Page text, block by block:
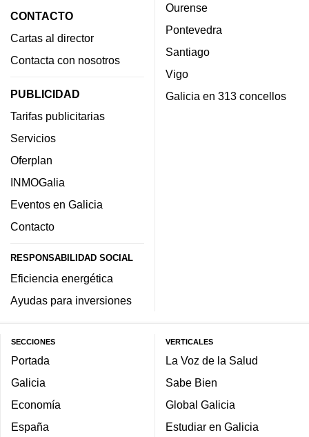
CONTACTO
Cartas al director
Contacta con nosotros
PUBLICIDAD
Tarifas publicitarias
Servicios
Oferplan
INMOGalia
Eventos en Galicia
Contacto
RESPONSABILIDAD SOCIAL
Eficiencia energética
Ayudas para inversiones
Ourense
Pontevedra
Santiago
Vigo
Galicia en 313 concellos
SECCIONES
Portada
Galicia
Economía
España
VERTICALES
La Voz de la Salud
Sabe Bien
Global Galicia
Estudiar en Galicia